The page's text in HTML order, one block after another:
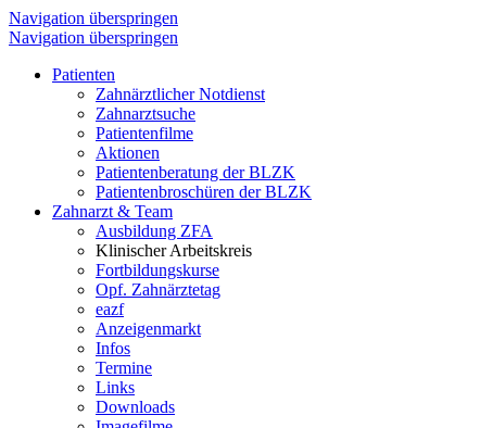
Navigation überspringen
Navigation überspringen
Patienten
Zahnärztlicher Notdienst
Zahnarztsuche
Patientenfilme
Aktionen
Patientenberatung der BLZK
Patientenbroschüren der BLZK
Zahnarzt & Team
Ausbildung ZFA
Klinischer Arbeitskreis
Fortbildungskurse
Opf. Zahnärztetag
eazf
Anzeigenmarkt
Infos
Termine
Links
Downloads